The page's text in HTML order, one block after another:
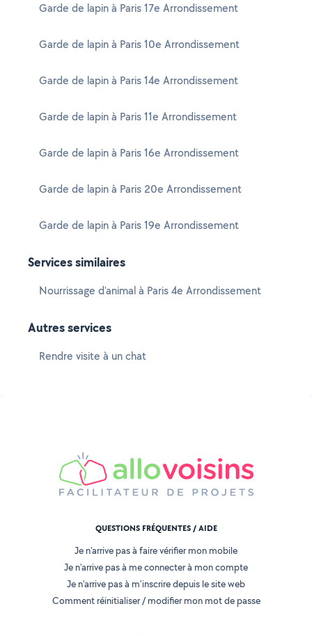
Garde de lapin à Paris 17e Arrondissement
Garde de lapin à Paris 10e Arrondissement
Garde de lapin à Paris 14e Arrondissement
Garde de lapin à Paris 11e Arrondissement
Garde de lapin à Paris 16e Arrondissement
Garde de lapin à Paris 20e Arrondissement
Garde de lapin à Paris 19e Arrondissement
Services similaires
Nourrissage d'animal à Paris 4e Arrondissement
Autres services
Rendre visite à un chat
QUESTIONS FRÉQUENTES / AIDE
Je n'arrive pas à faire vérifier mon mobile
Je n'arrive pas à me connecter à mon compte
Je n'arrive pas à m'inscrire depuis le site web
Comment réinitialiser / modifier mon mot de passe